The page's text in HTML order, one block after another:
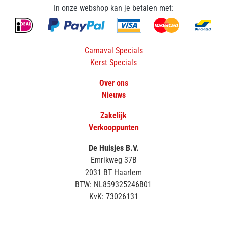
In onze webshop kan je betalen met:
Carnaval Specials
Kerst Specials
Over ons
Nieuws
Zakelijk
Verkooppunten
De Huisjes B.V.
Emrikweg 37B
2031 BT Haarlem
BTW: NL859325246B01
KvK: 73026131